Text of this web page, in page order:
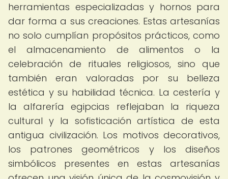
herramientas especializadas y hornos para
dar forma a sus creaciones. Estas artesanías
no solo cumplían propósitos prácticos, como
el almacenamiento de alimentos o la
celebración de rituales religiosos, sino que
también eran valoradas por su belleza
estética y su habilidad técnica. La cestería y
la alfarería egipcias reflejaban la riqueza
cultural y la sofisticación artística de esta
antigua civilización. Los motivos decorativos,
los patrones geométricos y los diseños
simbólicos presentes en estas artesanías